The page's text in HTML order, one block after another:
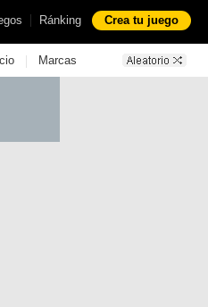
| Ránking Crea tu juego
| Marcas